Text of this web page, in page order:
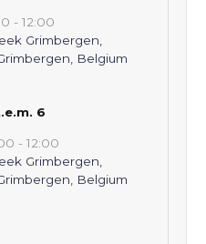
-12:00
Grimbergen,
Belgium
6
-12:00
Grimbergen,
Belgium